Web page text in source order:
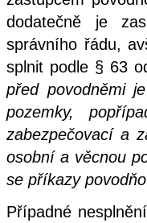
dodatečně je
správního řádu,
splnit podle § 63
před povodněmi
pozemky,
zabezpečovací a
osobní a věcnou
se příkazy
Případné